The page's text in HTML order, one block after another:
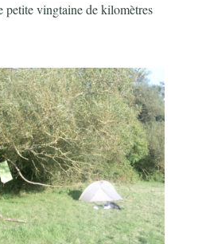
petite vingtaine de kilomètres